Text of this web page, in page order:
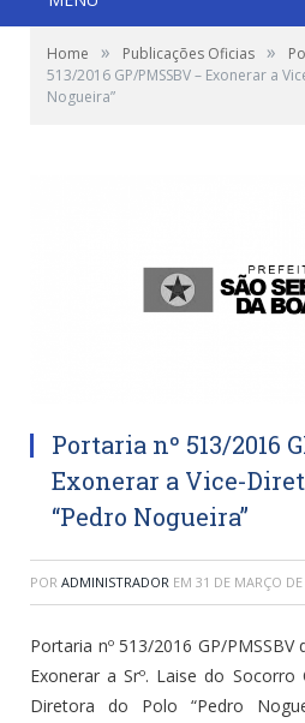
Home » Publicações Oficias »
513/2016 GP/PMSSBV – Exonerar a
Nogueira”
Portaria nº 513/2016
Exonerar a Vice-
“Pedro Nogueira”
POR ADMINISTRADOR EM 31 DE MARÇO
Portaria nº 513/2016 GP/
Exonerar a Srº. Laise do Socorro
Diretora do Polo “Pedro